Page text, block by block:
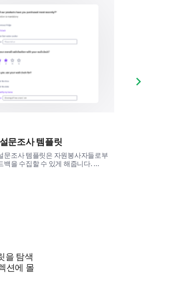
an increase,
feel could improve
문조사 템플릿
문조사 템플릿은 자원봉사자들로부
백을 수집할 수 있게 해줍니다. ...
Next slide
을 탐색
션에 몰